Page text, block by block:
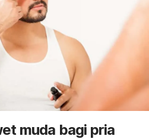
muda bagi pria